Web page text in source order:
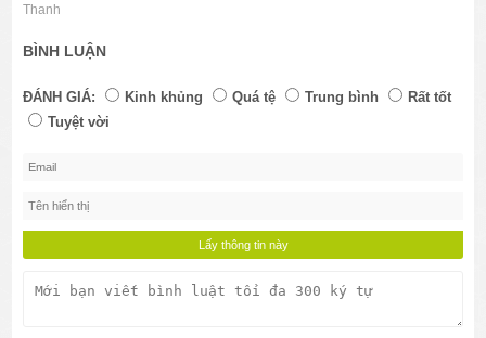
Thanh
BÌNH LUẬN
ĐÁNH GIÁ: Kinh khủng Quá tệ Trung bình
Rất tốt
Tuyệt vời